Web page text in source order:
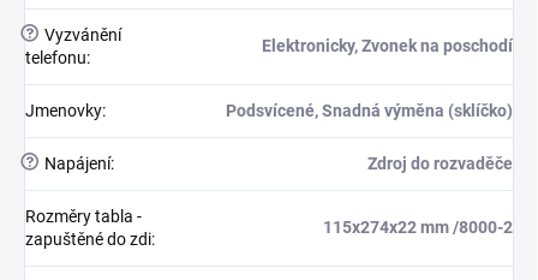
? Vyzvánění
telefonu:
Elektronicky, Zvonek na poschodí
Jmenovky: Podsvícené, Snadná výměna (sklíčko)
? Napájení: Zdroj do rozvaděče
Rozměry tabla -
zapuštěné do zdi:
115x274x22 mm /8000-2